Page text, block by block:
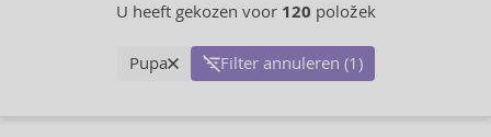
U heeft gekozen voor 120 položek
Pupa Filter annuleren (1)